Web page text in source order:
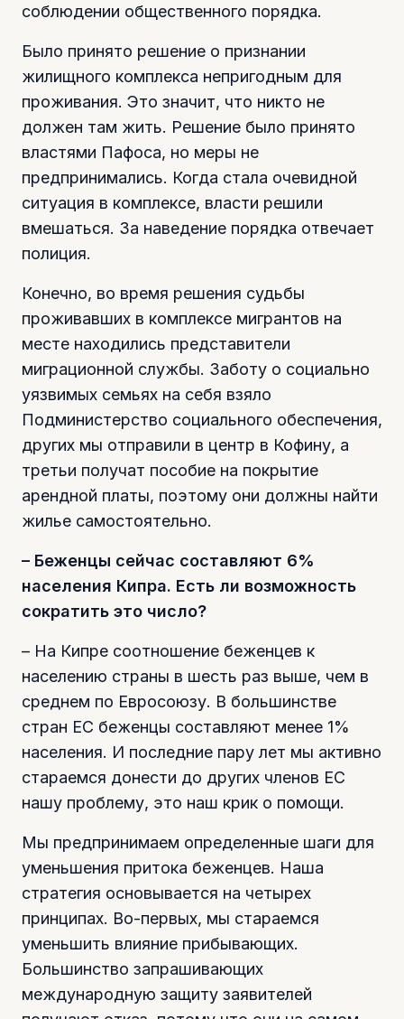
соблюдении общественного порядка.
Было принято решение о признании
жилищного комплекса непригодным для
проживания. Это значит, что никто не
должен там жить. Решение было принято
властями Пафоса, но меры не
предпринимались. Когда стала очевидной
ситуация в комплексе, власти решили
вмешаться. За наведение порядка отвечает
полиция.
Конечно, во время решения судьбы
проживавших в комплексе мигрантов на
месте находились представители
миграционной службы. Заботу о социально
уязвимых семьях на себя взяло
Подминистерство социального обеспечения,
других мы отправили в центр в Кофину, а
третьи получат пособие на покрытие
арендной платы, поэтому они должны найти
жилье самостоятельно.
– Беженцы сейчас составляют 6%
населения Кипра. Есть ли возможность
сократить это число?
– На Кипре соотношение беженцев к
населению страны в шесть раз выше, чем в
среднем по Евросоюзу. В большинстве
стран ЕС беженцы составляют менее 1%
населения. И последние пару лет мы активно
стараемся донести до других членов ЕС
нашу проблему, это наш крик о помощи.
Мы предпринимаем определенные шаги для
уменьшения притока беженцев. Наша
стратегия основывается на четырех
принципах. Во-первых, мы стараемся
уменьшить влияние прибывающих.
Большинство запрашивающих
международную защиту заявителей